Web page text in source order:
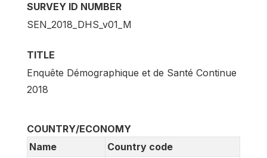
SURVEY ID NUMBER
SEN_2018_DHS_v01_M
TITLE
Enquête Démographique et de Santé Continue
2018
COUNTRY/ECONOMY
Name
Country code